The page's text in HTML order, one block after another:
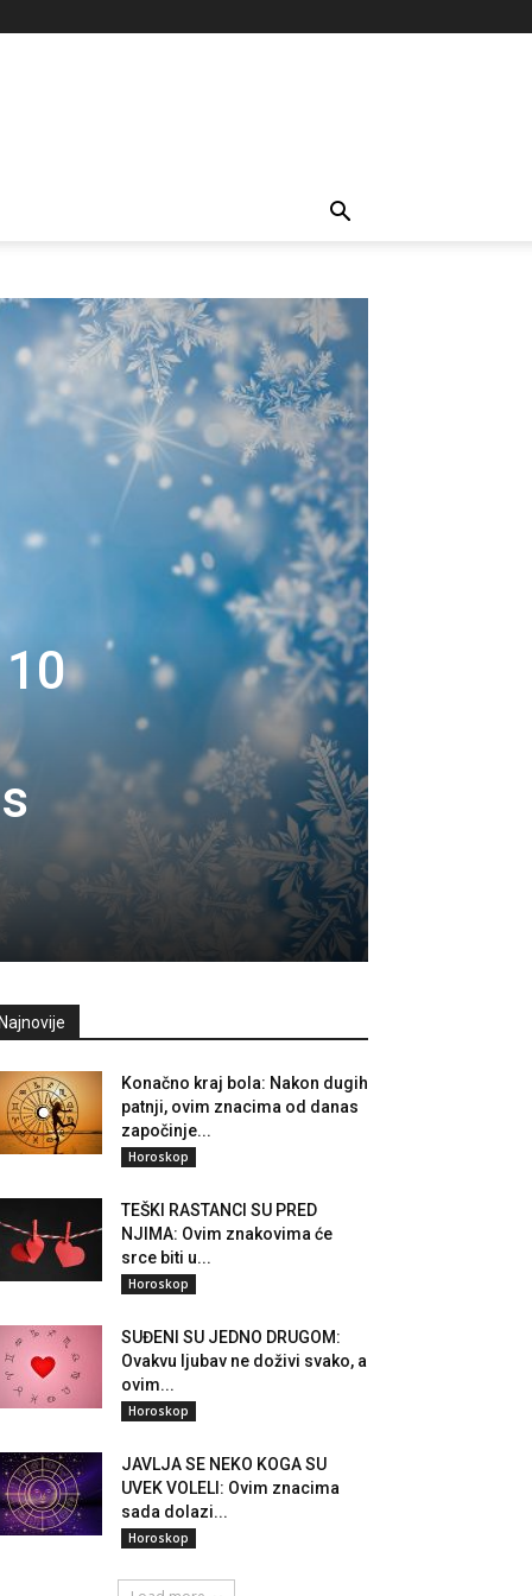
Najnovije
Konačno kraj bola: Nakon dugih
patnji, ovim znacima od danas
započinje...
Horoskop
TEŠKI RASTANCI SU PRED
NJIMA: Ovim znakovima će
srce biti u...
Horoskop
SUĐENI SU JEDNO DRUGOM:
Ovakvu ljubav ne doživi svako, a
ovim...
Horoskop
JAVLJA SE NEKO KOGA SU
UVEK VOLELI: Ovim znacima
sada dolazi...
Horoskop